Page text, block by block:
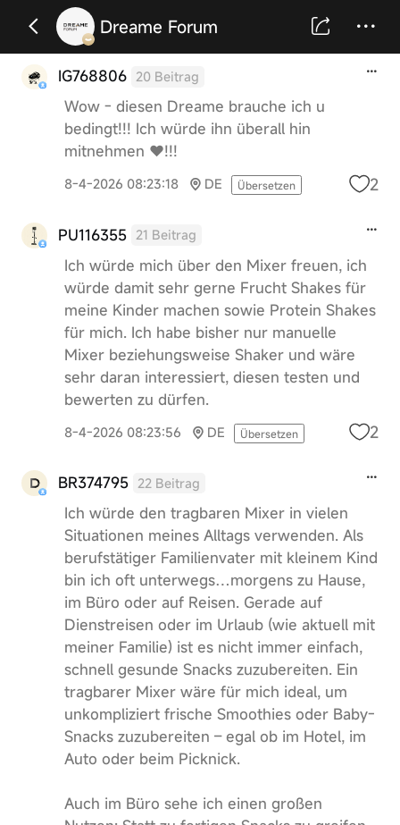
Dreame Forum
IG768806 20 Beitrag
Wow - diesen Dreame brauche ich u
bedingt!!! Ich würde ihn überall hin
mitnehmen ❤!!!
8-4-2026 08:23:18 DE Übersetzen 2
PU116355 21 Beitrag
Ich würde mich über den Mixer freuen, ich
würde damit sehr gerne Frucht Shakes für
meine Kinder machen sowie Protein Shakes
für mich. Ich habe bisher nur manuelle
Mixer beziehungsweise Shaker und wäre
sehr daran interessiert, diesen testen und
bewerten zu dürfen.
8-4-2026 08:23:56 DE Übersetzen 2
BR374795 22 Beitrag
Ich würde den tragbaren Mixer in vielen
Situationen meines Alltags verwenden. Als
berufstätiger Familienvater mit kleinem Kind
bin ich oft unterwegs…morgens zu Hause,
im Büro oder auf Reisen. Gerade auf
Dienstreisen oder im Urlaub (wie aktuell mit
meiner Familie) ist es nicht immer einfach,
schnell gesunde Snacks zuzubereiten. Ein
tragbarer Mixer wäre für mich ideal, um
unkompliziert frische Smoothies oder Baby-
Snacks zuzubereiten – egal ob im Hotel, im
Auto oder beim Picknick.
Auch im Büro sehe ich einen großen